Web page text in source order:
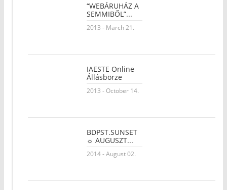
“WEBÁRUHÁZ A
SEMMIBŐL”...
2013 - March 21.
IAESTE Online
Állásbörze
2013 - October 14.
BDPST.SUNSET
☼ AUGUSZT...
2014 - August 02.